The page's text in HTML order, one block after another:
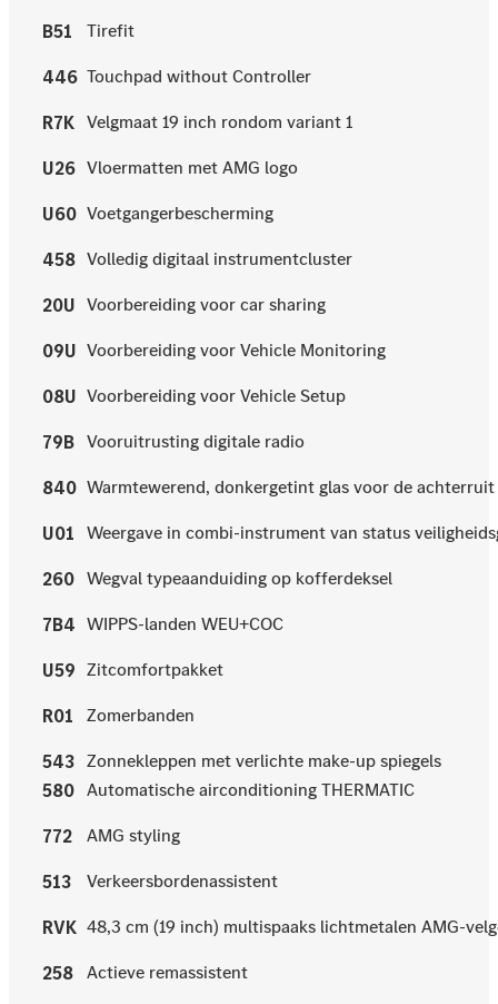
B51 Tirefit
446 Touchpad without Controller
R7K Velgmaat 19 inch rondom variant 1
U26 Vloermatten met AMG logo
U60 Voetgangerbescherming
458 Volledig digitaal instrumentcluster
20U Voorbereiding voor car sharing
09U Voorbereiding voor Vehicle Monitoring
08U Voorbereiding voor Vehicle Setup
79B Vooruitrusting digitale radio
840 Warmtewerend, donkergetint glas voor de
U01 Weergave in combi-instrument van status
260 Wegval typeaanduiding op kofferdeksel
7B4 WIPPS-landen WEU+COC
U59 Zitcomfortpakket
R01 Zomerbanden
543 Zonnekleppen met verlichte make-up spiegels
580 Automatische airconditioning THERMATIC
772 AMG styling
513 Verkeersbordenassistent
RVK 48,3 cm (19 inch) multispaaks lichtmetalen AMG-
258 Actieve remassistent